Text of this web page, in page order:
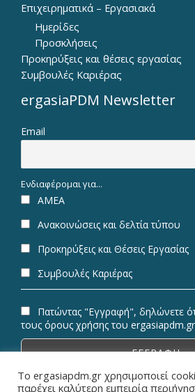
Επιχειρηματικά – Εργασιακά
Ημερίδες
Προσκλήσεις
Προκηρύξεις και θέσεις εργασίας
Συμβουλές Καριέρας
ergasiaPDM Newsletter
Email
Ενδιαφέρομαι για...
ΑΜΕΑ
Ανακοινώσεις και δελτία τύπου
Προκηρύξεις και Θέσεις Εργασίας
Συμβουλές Καριέρας
Πατώντας "Εγγραφή", δηλώνετε
τους όρους χρήσης του ergasiapdm.gr
Το ergasiapdm.gr χρησιμοποιεί
παρέχει καλύτερη εμπειρία